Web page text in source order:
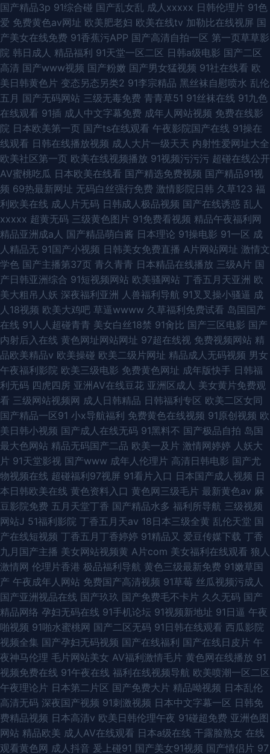
国产精品3p 91综合碰 国产乱女乱 成人xxxxx 日韩伦理片 91色
爱 免费黄色av网址 欧美肥老妇 欧美在线tv 加勒比在线视屏 国
产美女在线免费 91香蕉污APP 国产高清自拍一区 第一页草草影
院 韩日成人 精品福利 91天堂一区二区 日韩a级电影 国产二区
高清 国产www视频 国产粉嫩 国产男女猛视频 91社在线看 欧
美日韩黄色片 变态另态另类2 91李宗精品 黑丝袜自慰喷水 乱伦
五月 国产无码网站 三级无毒免费 青青草51 91丝袜在线 91九色
在线观看 91插 成人中文字幕免费 成年人网站视频 免费在线影
院 日本欧美第一页 国产ts在线观看 午夜影院国产在线 91操在
线观看 日韩在线播放视频 成人大片一级天天 内射性爱网址大全
欧美社区第一页 欧美在线视频播放 91视频污污污 超碰在线公开
AV蜜桃吃瓜 日本欧美在线看 国产精选免费视频 国产精品91视
频 69热最新网址 无码白丝强行免费 激情影院日韩 久草123 福
利欧美在线 成人片无码 日韩成人极品视频 国产在线诱惑 乱人
xxxxx 超黄无码 三级黄色图片 91免费看视频 精品午夜福利网
精品亚洲成a人 国产精品萌白酱 日本理论 91操电影 91一区 成
人精品无 91国产小视频 日韩美女免费直播 A片网站网址 激情文
学色 国产主播第37页 青久青青 日本精品在线播放 三级A片 国
产日韩亚洲综合 91短视频网站 欧美骚网站 丁香五月天亚洲 欧
美大粗吊人妖 深夜福利亚洲 人兽福利导航 91叉叉操小骚逼 成
人18视频 欧美大鸡吧 草逼wwww 久草福利免费试看 岛国国产
在线 91人人超碰青青 美女白丝18禁 91肏比 国产三区电影 国产
内射后入在线 黄色网址网站网址 97超在线视 免费视频网站 精
品欧美精品v 欧美操碰 欧美二级片网址 精品成人无码视频 男女
午夜福利影院 欧美三级电影 免费黄色网址 成年版快手 日韩福
利无码 四虎四房 亚洲AV在线豆花 亚洲区成人 美女黄片免费观
看 三级网站视频网 成人日韩精品 日韩福利专区 欧美二区女同
国产精品一区91 小x导航福利 免费黄色在线视频 91原创视频 欧
美日韩小视频 国产成人在线无码 91黑料不 国产极品自拍 岛国
最大色网站 精品无码国产二品 欧美一及片 激情网婷婷 人妖大
片 91天堂影视 国产www 成年人伦理片 高清日韩电影 国产尤
物视频在线 超碰福利97视屏 91看片入口 日本国产成人视频 日
本日韩欧美在线 黄色资料入口 黄色网三级毛片 最新黄色av 麻
豆影院免费 五月天堂丁香 国产精品水多 福利所导航 三级视频
网站J 51福利影院 丁香五月天av 18日本三级全黄 乱伦天堂 国
产在线短视频 丁香五月丁香婷婷 91精品又 爱豆传媒下载 丁香
九月国产主播 美女网站视频黄 A片com 美女福利在线观看 狼人
激情网 伦理片香港 极品福利导航 黄色三级最新免费 91嫩草国
产 午夜成年人网站 免费国产高清视频 91草莓 丝瓜视频污成人
国产亚洲视品在线 国产玖玖 国产免费毛不卡片 久久无码 国产
精品网络 孕妇无码在线 91手机论坛 91视频新地址 91日逼 午夜
啪视频 91啪水蜜桃网 国产二区无码 91日韩在线观看 西瓜影院
视频全集 国产孕妇无码视频 国产在线福利 国产在线日皮片 午
夜神马伦理 毛片网站美女 AV福利激情毛片 黄色网在线播放 91
视频免费在线 91午夜在线 福利在线视频导航 欧美喷潮一区二区
午夜理论片 日本第二片区 国产免费大片 精品呦视频 日本乱伦
高清无码 深夜国产视频 91刺激视频 日本中文字幕一区 日韩免
费精品视频 日本高清v 欧美日韩伦理午夜 91碰超免费 亚洲色图
网站 精品欧美 成人AV在线观看 日本a级在线 干露脸熟女 在线
观看黄色网 成人抖音 爰上碰91 国产美女91视频 国产情侣片 97